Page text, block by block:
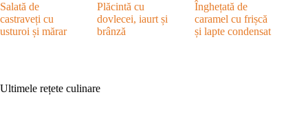
Salată de
castraveți cu
usturoi și mărar
Plăcintă cu
dovlecei, iaurt și
brânză
Înghețată de
caramel cu frișcă
și lapte condensat
Ultimele rețete culinare